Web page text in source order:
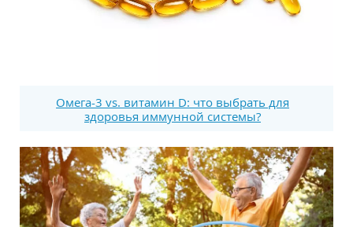
Омега-3 vs. витамин D: что выбрать для
здоровья иммунной системы?